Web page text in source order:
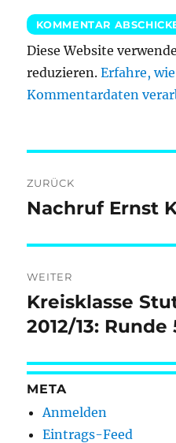
Diese Website
reduzieren.Erfahre,
Kommentardaten
ZURÜCK
Vorheriger
Nachruf Ernst
WEITER
Nächster
Beitrag:
Kreisklasse
2012/13: Runde
META
Anmelden
Eintrags-Feed